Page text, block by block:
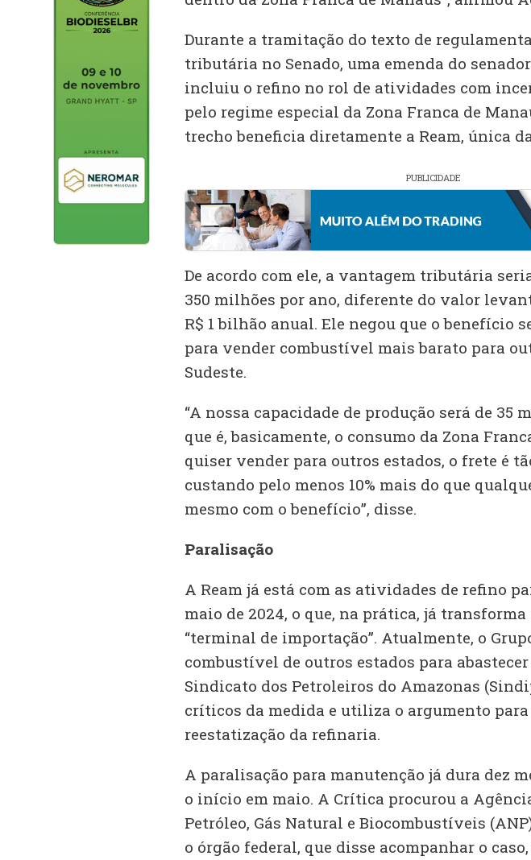
Durante a tramitação do texto de
tributária no Senado, uma emenda do senador
incluiu o refino no rol de atividades com
pelo regime especial da Zona Franca de
trecho beneficia diretamente a Ream, única
PUBLICIDADE
De acordo com ele, a vantagem tributária
350 milhões por ano, diferente do valor
R$ 1 bilhão anual. Ele negou que o benefício
para vender combustível mais barato para
Sudeste.
“A nossa capacidade de produção será de 35
que é, basicamente, o consumo da Zona
quiser vender para outros estados, o frete é
custando pelo menos 10% mais do que
mesmo com o benefício”, disse.
Paralisação
A Ream já está com as atividades de refino
maio de 2024, o que, na prática, já
“terminal de importação”. Atualmente, o
combustível de outros estados para abastecer
Sindicato dos Petroleiros do Amazonas
críticos da medida e utiliza o argumento para
reestatização da refinaria.
A paralisação para manutenção já dura dez
o início em maio. A Crítica procurou a
Petróleo, Gás Natural e Biocombustíveis
o órgão federal, que disse acompanhar o